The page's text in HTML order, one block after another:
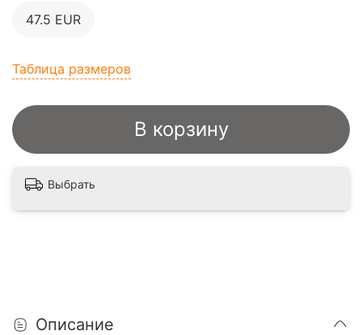
Таблица размеров
В корзину
47.5 EUR
Выбрать
Описание